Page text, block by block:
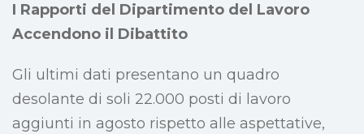
I Rapporti del Dipartimento del Lavoro
Accendono il Dibattito
Gli ultimi dati presentano un quadro
desolante di soli 22.000 posti di lavoro
aggiunti in agosto rispetto alle aspettative,